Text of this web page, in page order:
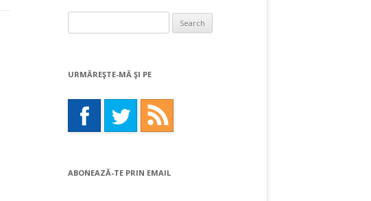
for:
URMĂREŞTE-MĂ ŞI PE
ABONEAZĂ-TE PRIN EMAIL